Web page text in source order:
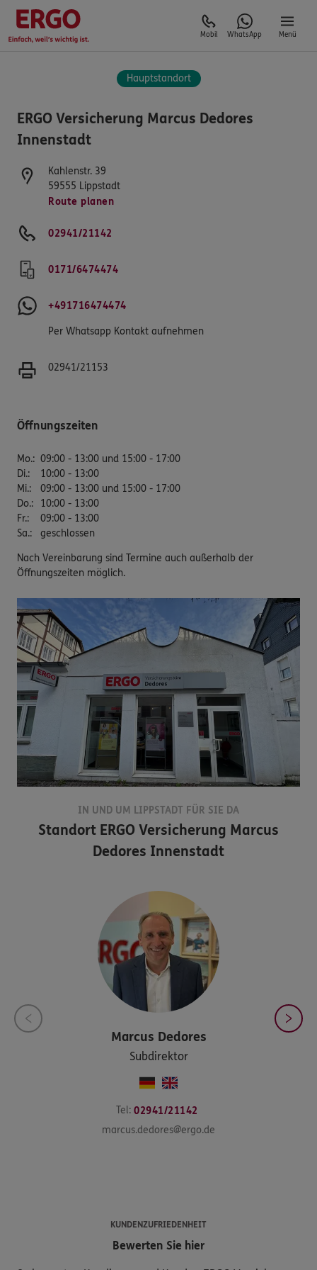
Mobil WhatsApp Menü
Hauptstandort
ERGO Versicherung Marcus Dedores
Innenstadt
Kahlenstr. 39
59555 Lippstadt
Route planen
02941/21142
0171/6474474
+491716474474
Per Whatsapp Kontakt aufnehmen
02941/21153
Öffnungszeiten
Mo.: 09:00 - 13:00 und 15:00 - 17:00
Di.:
10:00 - 13:00
Mi.:
09:00 - 13:00 und 15:00 - 17:00
Do.:
10:00 - 13:00
Fr.:
09:00 - 13:00
Sa.: geschlossen
Nach Vereinbarung sind Termine auch außerhalb der
Öffnungszeiten möglich.
IN UND UM LIPPSTADT FÜR SIE DA
Standort ERGO Versicherung Marcus
Dedores Innenstadt
Marcus Dedores
Subdirektor
Tel: 02941/21142
marcus.dedores@ergo.de
KUNDENZUFRIEDENHEIT
Bewerten Sie hier